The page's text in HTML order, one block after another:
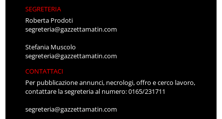
SEGRETERIA
Roberta Prodoti
segreteria@gazzettamatin.com
Stefania Muscolo
segreteria@gazzettamatin.com
CONTATTACI
Per pubblicazione annunci, necrologi, offro e cerco lavoro,
contattare la segreteria al numero: 0165/231711
segreteria@gazzettamatin.com